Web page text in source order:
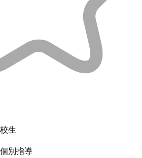
生
別指導